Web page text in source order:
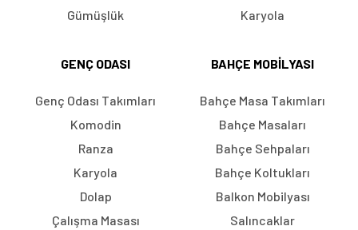
Gümüşlük
Karyola
GENÇ ODASI
Genç Odası Takımları
Komodin
Ranza
Karyola
Dolap
Çalışma Masası
BAHÇE MOBILYASI
Bahçe Masa Takımları
Bahçe Masaları
Bahçe Sehpaları
Bahçe Koltukları
Balkon Mobilyası
Salıncaklar